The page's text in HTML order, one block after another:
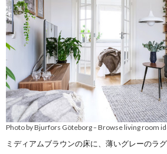
Photo by Bjurfors Göteborg–Browse living room
ミディアムブラウンの床に、薄いグレーのラ